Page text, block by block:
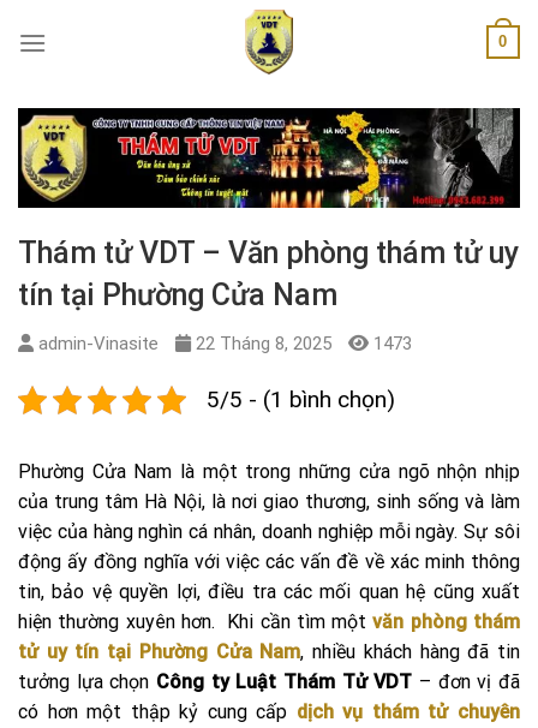
0
Thám tử VDT – Văn phòng thám tử uy
tín tại Phường Cửa Nam
admin-Vinasite 22 Tháng 8, 2025 1473
5/5 - (1 bình chọn)
Phường Cửa Nam là một trong những cửa ngõ nhộn nhịp
của trung tâm Hà Nội, là nơi giao thương, sinh sống và làm
việc của hàng nghìn cá nhân, doanh nghiệp mỗi ngày. Sự sôi
động ấy đồng nghĩa với việc các vấn đề về xác minh thông
tin, bảo vệ quyền lợi, điều tra các mối quan hệ cũng xuất
hiện thường xuyên hơn. Khi cần tìm mộtvăn phòng thám
tử uy tín tại Phường Cửa Nam, nhiều khách hàng đã tin
tưởng lựa chọn Công ty Luật Thám Tử VDT – đơn vị đã
có hơn một thập kỷ cung cấp dịch vụ thám tử chuyên